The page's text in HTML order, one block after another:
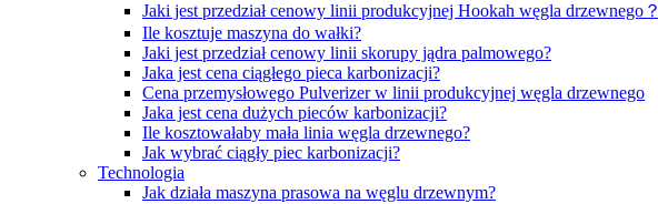
Jaki jest przedział cenowy linii produkcyjnej Hookah węgla drzewnego？
Ile kosztuje maszyna do wałki?
Jaki jest przedział cenowy linii skorupy jądra palmowego?
Jaka jest cena ciągłego pieca karbonizacji?
Cena przemysłowego Pulverizer w linii produkcyjnej węgla drzewnego
Jaka jest cena dużych pieców karbonizacji?
Ile kosztowałaby mała linia węgla drzewnego?
Jak wybrać ciągły piec karbonizacji?
Technologia
Jak działa maszyna prasowa na węglu drzewnym?